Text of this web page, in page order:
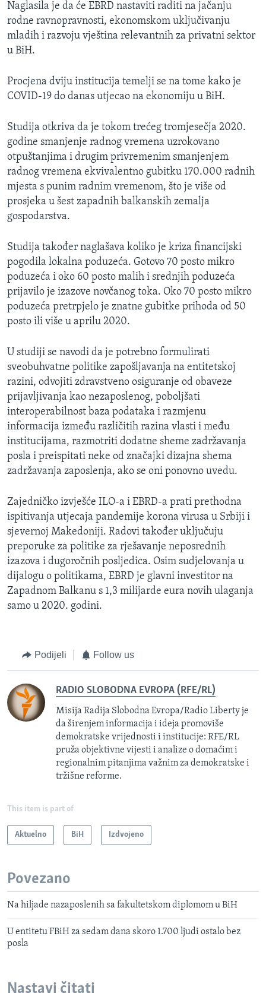
Naglasila je da će EBRD nastaviti raditi na jačanju
rodne ravnopravnosti, ekonomskom uključivanju
mladih i razvoju vještina relevantnih za privatni sektor
u BiH.
Procjena dviju institucija temelji se na tome kako je
COVID-19 do danas utjecao na ekonomiju u BiH.
Studija otkriva da je tokom trećeg tromjesečja 2020.
godine smanjenje radnog vremena uzrokovano
otpuštanjima i drugim privremenim smanjenjem
radnog vremena ekvivalentno gubitku 170.000 radnih
mjesta s punim radnim vremenom, što je više od
prosjeka u šest zapadnih balkanskih zemalja
gospodarstva.
Studija također naglašava koliko je kriza financijski
pogodila lokalna poduzeća. Gotovo 70 posto mikro
poduzeća i oko 60 posto malih i srednjih poduzeća
prijavilo je izazove novčanog toka. Oko 70 posto mikro
poduzeća pretrpjelo je znatne gubitke prihoda od 50
posto ili više u aprilu 2020.
U studiji se navodi da je potrebno formulirati
sveobuhvatne politike zapošljavanja na entitetskoj
razini, odvojiti zdravstveno osiguranje od obaveze
prijavljivanja kao nezaposlenog, poboljšati
interoperabilnost baza podataka i razmjenu
informacija između različitih razina vlasti i među
institucijama, razmotriti dodatne sheme zadržavanja
posla i preispitati neke od značajki dizajna shema
zadržavanja zaposlenja, ako se oni ponovno uvedu.
Zajedničko izvješće ILO-a i EBRD-a prati prethodna
ispitivanja utjecaja pandemije korona virusa u Srbiji i
sjevernoj Makedoniji. Radovi također uključuju
preporuke za politike za rješavanje neposrednih
izazova i dugoročnih posljedica. Osim sudjelovanja u
dijalogu o politikama, EBRD je glavni investitor na
Zapadnom Balkanu s 1,3 milijarde eura novih ulaganja
samo u 2020. godini.
Podijeli Follow us
RADIO SLOBODNA EVROPA (RFE/RL)
Misija Radija Slobodna Evropa/Radio Liberty je
da širenjem informacija i ideja promoviše
demokratske vrijednosti i institucije: RFE/RL
pruža objektivne vijesti i analize o domaćim i
regionalnim pitanjima važnim za demokratske i
tržišne reforme.
This item is part of
Aktuelno BiH Izdvojeno
Povezano
Na hiljade nazaposlenih sa fakultetskom diplomom u BiH
U entitetu FBiH za sedam dana skoro 1.700 ljudi ostalo bez
posla
Nastavi čitati